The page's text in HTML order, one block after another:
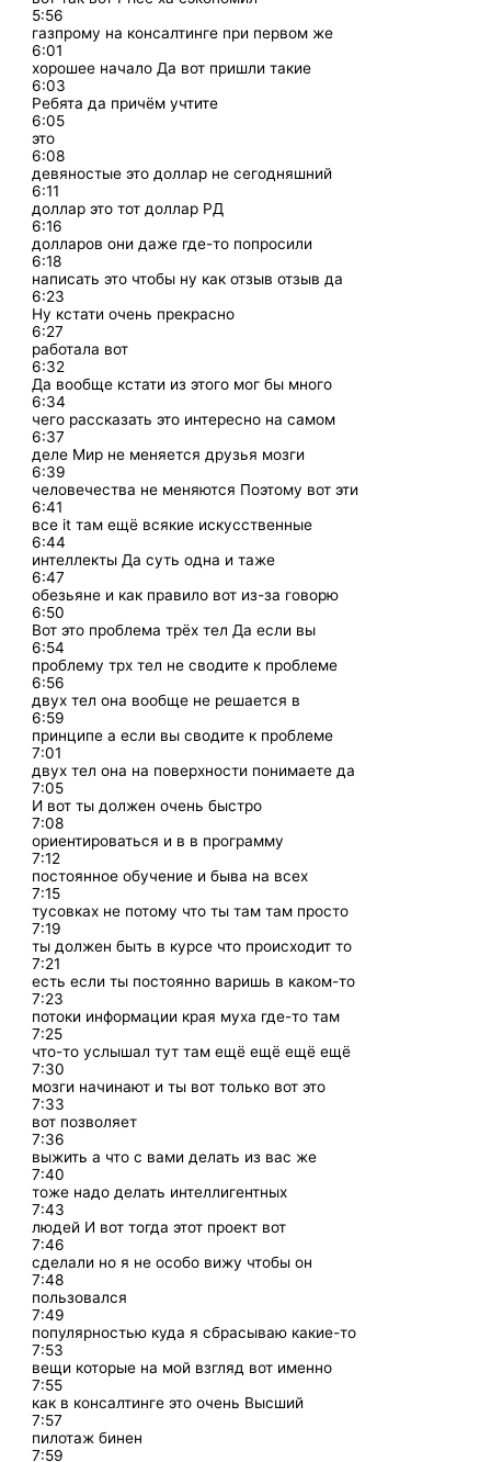
5:56
газпрому на консалтинге при первом же
6:01
хорошее начало Да вот пришли такие
6:03
Ребята да причём учтите
6:05
это
6:08
девяностые это доллар не сегодняшний
6:11
доллар это тот доллар РД
6:16
долларов они даже где-то попросили
6:18
написать это чтобы ну как отзыв отзыв да
6:23
Ну кстати очень прекрасно
6:27
работала вот
6:32
Да вообще кстати из этого мог бы много
6:34
чего рассказать это интересно на самом
6:37
деле Мир не меняется друзья мозги
6:39
человечества не меняются Поэтому вот эти
6:41
все it там ещё всякие искусственные
6:44
интеллекты Да суть одна и таже
6:47
обезьяне и как правило вот из-за говорю
6:50
Вот это проблема трёх тел Да если вы
6:54
проблему трх тел не сводите к проблеме
6:56
двух тел она вообще не решается в
6:59
принципе а если вы сводите к проблеме
7:01
двух тел она на поверхности понимаете да
7:05
И вот ты должен очень быстро
7:08
ориентироваться и в в программу
7:12
постоянное обучение и быва на всех
7:15
тусовках не потому что ты там там просто
7:19
ты должен быть в курсе что происходит то
7:21
есть если ты постоянно варишь в каком-то
7:23
потоки информации края муха где-то там
7:25
что-то услышал тут там ещё ещё ещё ещё
7:30
мозги начинают и ты вот только вот это
7:33
вот позволяет
7:36
выжить а что с вами делать из вас же
7:40
тоже надо делать интеллигентных
7:43
людей И вот тогда этот проект вот
7:46
сделали но я не особо вижу чтобы он
7:48
пользовался
7:49
популярностью куда я сбрасываю какие-то
7:53
вещи которые на мой взгляд вот именно
7:55
как в консалтинге это очень Высший
7:57
пилотаж бинен
7:59